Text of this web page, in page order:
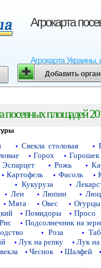
Агрокарта
Агрокарта
Добавить
посевных площадей
• Свекла столовая •
• Горох • Горошек
Эспарцет • Рожь •
• Картофель • Фасоль •
• Кукуруза •
• Лен • Люпин •
• Мята • Овес • Огурцы
• Помидоры • Просо
Рис • Подсолнечник на
• Роза •
• Лук на репку • Лук на
• Чеснок • Шалфей •